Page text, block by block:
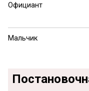
Официант
Мальчик